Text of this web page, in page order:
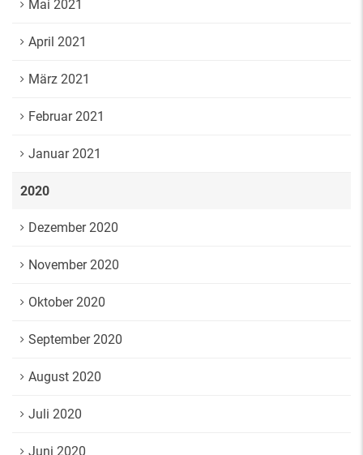
Mai 2021
April 2021
März 2021
Februar 2021
Januar 2021
2020
Dezember 2020
November 2020
Oktober 2020
September 2020
August 2020
Juli 2020
Juni 2020